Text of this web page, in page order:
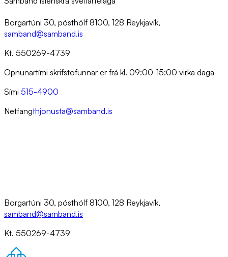
Borgartúni 30, pósthólf 8100, 128 Reykjavík,
samband@samband.is
Kt. 550269-4739
Opnunartími skrifstofunnar er frá kl. 09:00-15:00 virka daga
Sími 515-4900
Netfangthjonusta@samband.is
Borgartúni 30, pósthólf 8100, 128 Reykjavík,
samband@samband.is
Kt. 550269-4739